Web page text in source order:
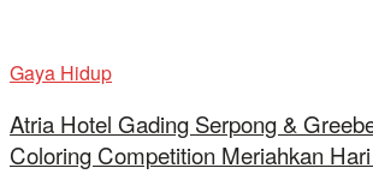
Gaya Hidup
Atria Hotel Gading Serpong &
Coloring Competition Meriahkan